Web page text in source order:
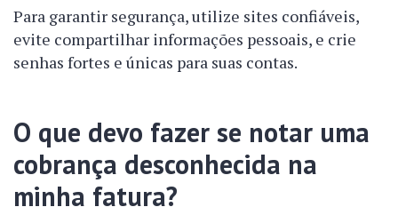
Para garantir segurança, utilize sites confiáveis,
evite compartilhar informações pessoais, e crie
senhas fortes e únicas para suas contas.
O que devo fazer se notar uma
cobrança desconhecida na
minha fatura?